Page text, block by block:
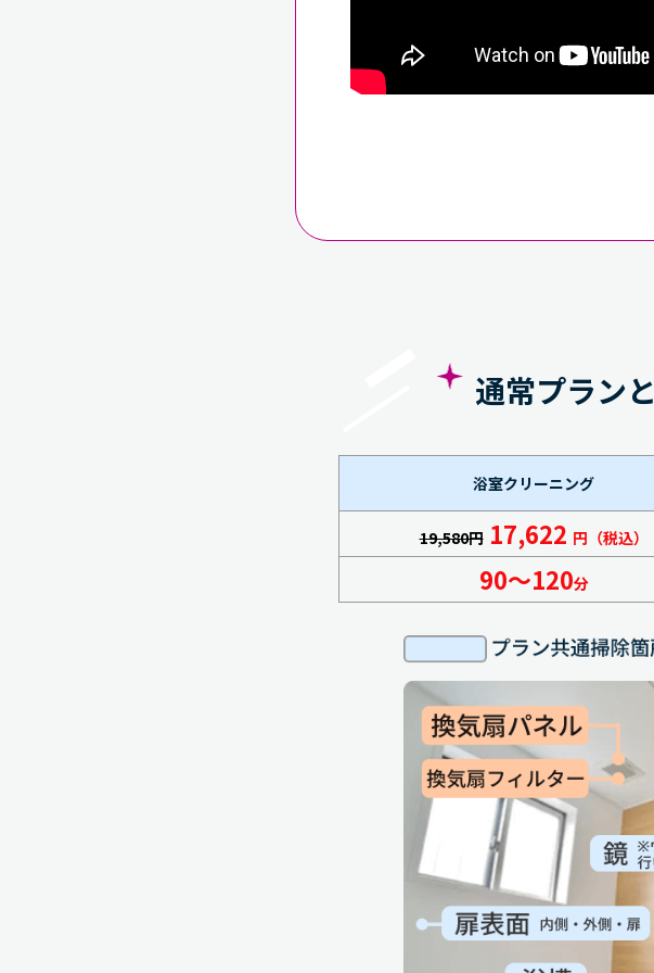
通常プランと
浴室クリーニング
19,580円17,622 円（税込）
90～120分